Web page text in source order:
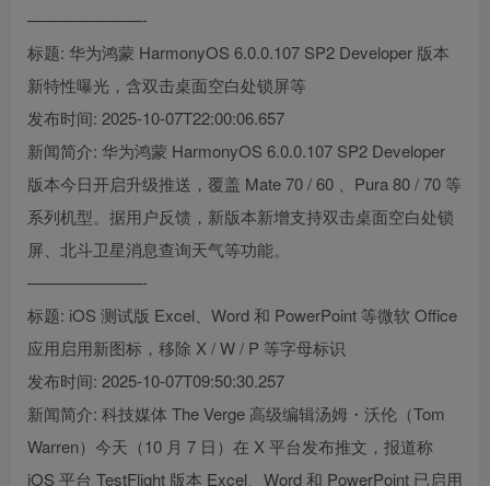
———————-
标题: 华为鸿蒙 HarmonyOS 6.0.0.107 SP2 Developer 版本
新特性曝光，含双击桌面空白处锁屏等
发布时间: 2025-10-07T22:00:06.657
新闻简介: 华为鸿蒙 HarmonyOS 6.0.0.107 SP2 Developer
版本今日开启升级推送，覆盖 Mate 70 / 60 、Pura 80 / 70 等
系列机型。据用户反馈，新版本新增支持双击桌面空白处锁
屏、北斗卫星消息查询天气等功能。
———————-
标题: iOS 测试版 Excel、Word 和 PowerPoint 等微软 Office
应用启用新图标，移除 X / W / P 等字母标识
发布时间: 2025-10-07T09:50:30.257
新闻简介: 科技媒体 The Verge 高级编辑汤姆・沃伦（Tom
Warren）今天（10 月 7 日）在 X 平台发布推文，报道称
iOS 平台 TestFlight 版本 Excel、Word 和 PowerPoint 已启用